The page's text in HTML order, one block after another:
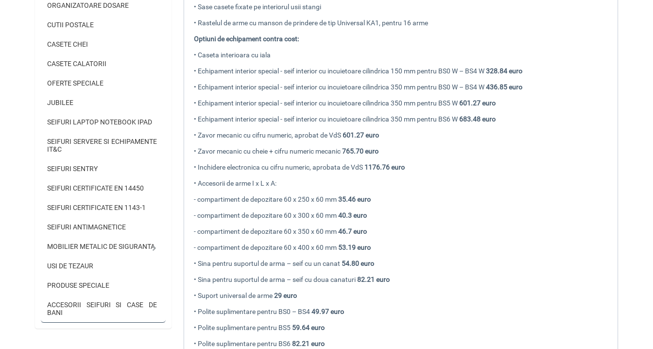
ORGANIZATOARE DOSARE
CUTII POSTALE
CASETE CHEI
CASETE CALATORII
OFERTE SPECIALE
JUBILEE
SEIFURI LAPTOP NOTEBOOK IPAD
SEIFURI SERVERE SI ECHIPAMENTE
IT&C
SEIFURI SENTRY
SEIFURI CERTIFICATE EN 14450
SEIFURI CERTIFICATE EN 1143-1
SEIFURI ANTIMAGNETICE
MOBILIER METALIC DE SIGURANTA
USI DE TEZAUR
PRODUSE SPECIALE
ACCESORII SEIFURI SI CASE DE
BANI
• Sase casete fixate pe interiorul usii stangi
• Rastelul de arme cu manson de prindere de tip Universal KA1, pentru 16 arme
Optiuni de echipament contra cost:
• Caseta interioara cu iala
• Echipament interior special - seif interior cu incuietoare cilindrica 150 mm pentru BS0 W – BS4 W328.84 euro
• Echipament interior special - seif interior cu incuietoare cilindrica 350 mm pentru BS0 W – BS4 W436.85 euro
• Echipament interior special - seif interior cu incuietoare cilindrica 350 mm pentru BS5 W 601.27 euro
• Echipament interior special - seif interior cu incuietoare cilindrica 350 mm pentru BS6 W 683.48 euro
• Zavor mecanic cu cifru numeric, aprobat de VdS 601.27 euro
• Zavor mecanic cu cheie + cifru numeric mecanic765.70 euro
• Inchidere electronica cu cifru numeric, aprobata de VdS 1176.76 euro
• Accesorii de arme I x L x A:
- compartiment de depozitare 60 x 250 x 60 mm35.46 euro
- compartiment de depozitare 60 x 300 x 60 mm40.3 euro
- compartiment de depozitare 60 x 350 x 60 mm46.7 euro
- compartiment de depozitare 60 x 400 x 60 mm 53.19 euro
• Sina pentru suportul de arma – seif cu un canat 54.80 euro
• Sina pentru suportul de arma – seif cu doua canaturi82.21 euro
• Suport universal de arme29 euro
• Polite suplimentare pentru BS0 – BS449.97 euro
• Polite suplimentare pentru BS5 59.64 euro
• Polite suplimentare pentru BS682.21 euro